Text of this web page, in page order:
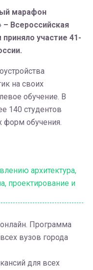
марафон
Всероссийская
участие 41-
на своих
обучение. В
140 студентов
форм обучения.
архитектура,
проектирование и
Программа
вузов города
для всех